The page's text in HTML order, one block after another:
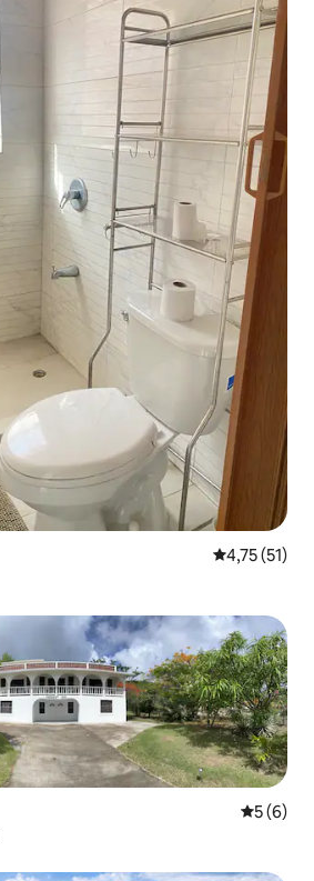
4,75 de uma
4,75 (51)
5 de
5 (6)